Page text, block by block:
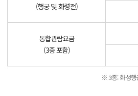
(행궁 및 화령전)
통합관람요금
(3종 포함)
※ 3종: 화성행